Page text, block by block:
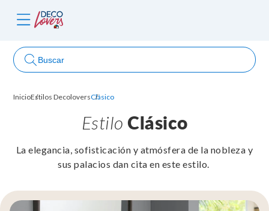
Buscar
InicioEstilos DecoloversClásico
Estilo Clásico
La elegancia, sofisticación y atmósfera de la nobleza y
sus palacios dan cita en este estilo.